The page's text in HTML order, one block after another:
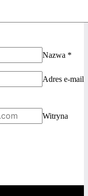
Nazwa *
Adres e-mail
Witryna